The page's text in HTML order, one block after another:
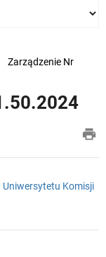
Zarządzenie Nr
Komisji